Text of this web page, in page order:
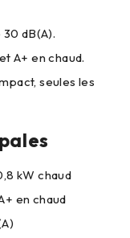
dB(A).
A+ en chaud.
seules les
kW chaud
en chaud